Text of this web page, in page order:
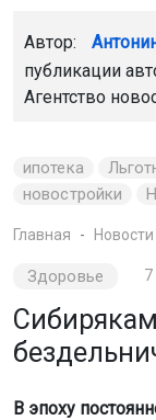
Автор:
публикации
Агентство
ипотека
новостройки
Главная Новости
Здоровье 7
В эпоху